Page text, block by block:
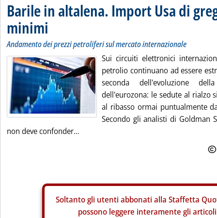
Barile in altalena. Import Usa di
minimi
Andamento dei prezzi petroliferi sul mercato internazionale
Sui circuiti elettronici
petrolio continuano ad essere
seconda dell'evoluzione
dell'eurozona: le sedute al rialzo
al ribasso ormai puntualmente
Secondo gli analisti di Goldman
non deve confonder...
Soltanto gli utenti abbonati alla Staffetta
possono leggere interamente gli